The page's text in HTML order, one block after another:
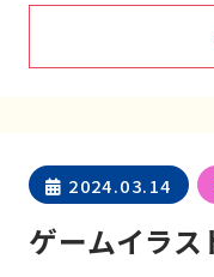
2024.03.14
ゲームイラス